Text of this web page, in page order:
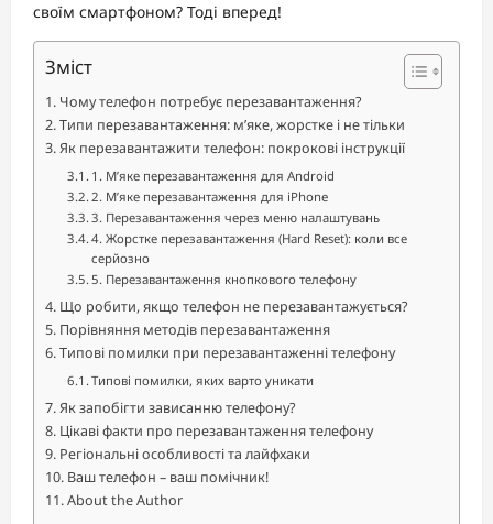
своїм смартфоном? Тоді вперед!
Зміст
Чому телефон потребує перезавантаження?
Типи перезавантаження: м’яке, жорстке і не тільки
Як перезавантажити телефон: покрокові інструкції
1. М’яке перезавантаження для Android
2. М’яке перезавантаження для iPhone
3. Перезавантаження через меню налаштувань
4. Жорстке перезавантаження (Hard Reset): коли все
серйозно
5. Перезавантаження кнопкового телефону
Що робити, якщо телефон не перезавантажується?
Порівняння методів перезавантаження
Типові помилки при перезавантаженні телефону
Типові помилки, яких варто уникати
Як запобігти зависанню телефону?
Цікаві факти про перезавантаження телефону
Регіональні особливості та лайфхаки
Ваш телефон – ваш помічник!
About the Author